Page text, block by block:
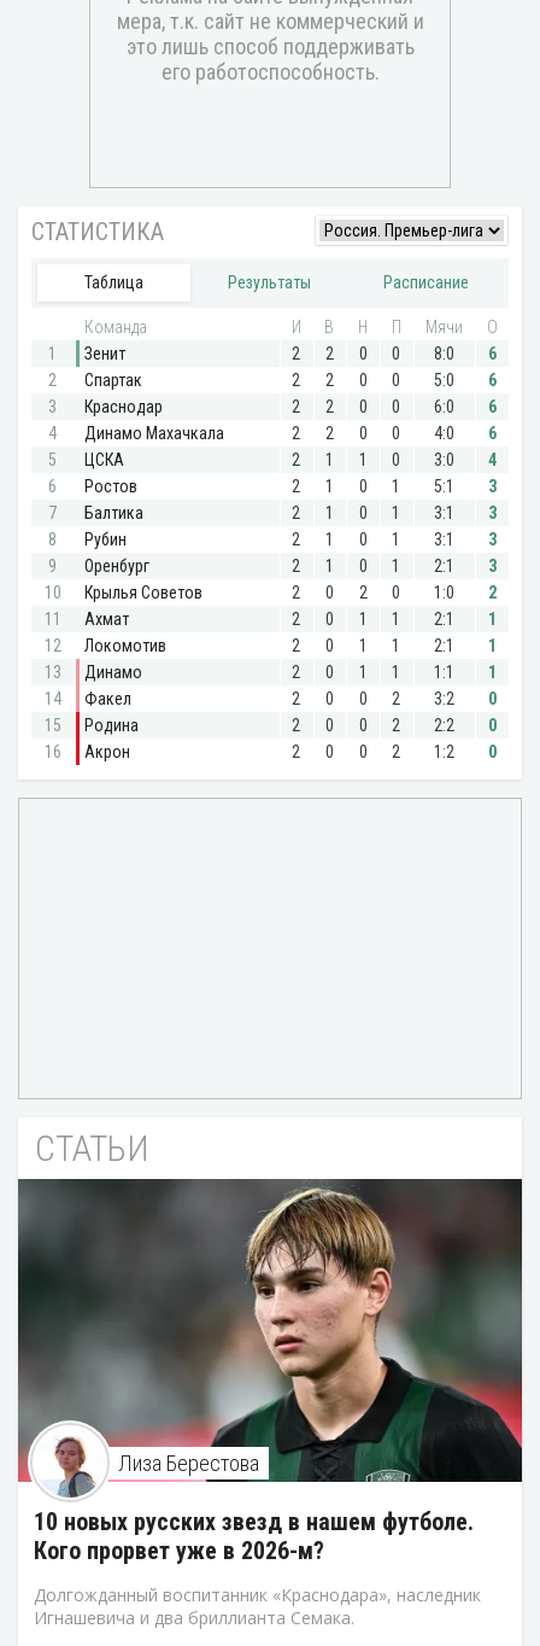
СТАТЬИ
Лиза Берестова
10 новых русских звезд в нашем футболе.
Кого прорвет уже в 2026-м?
Долгожданный воспитанник «Краснодара», наследник
Игнашевича и два бриллианта Семака.